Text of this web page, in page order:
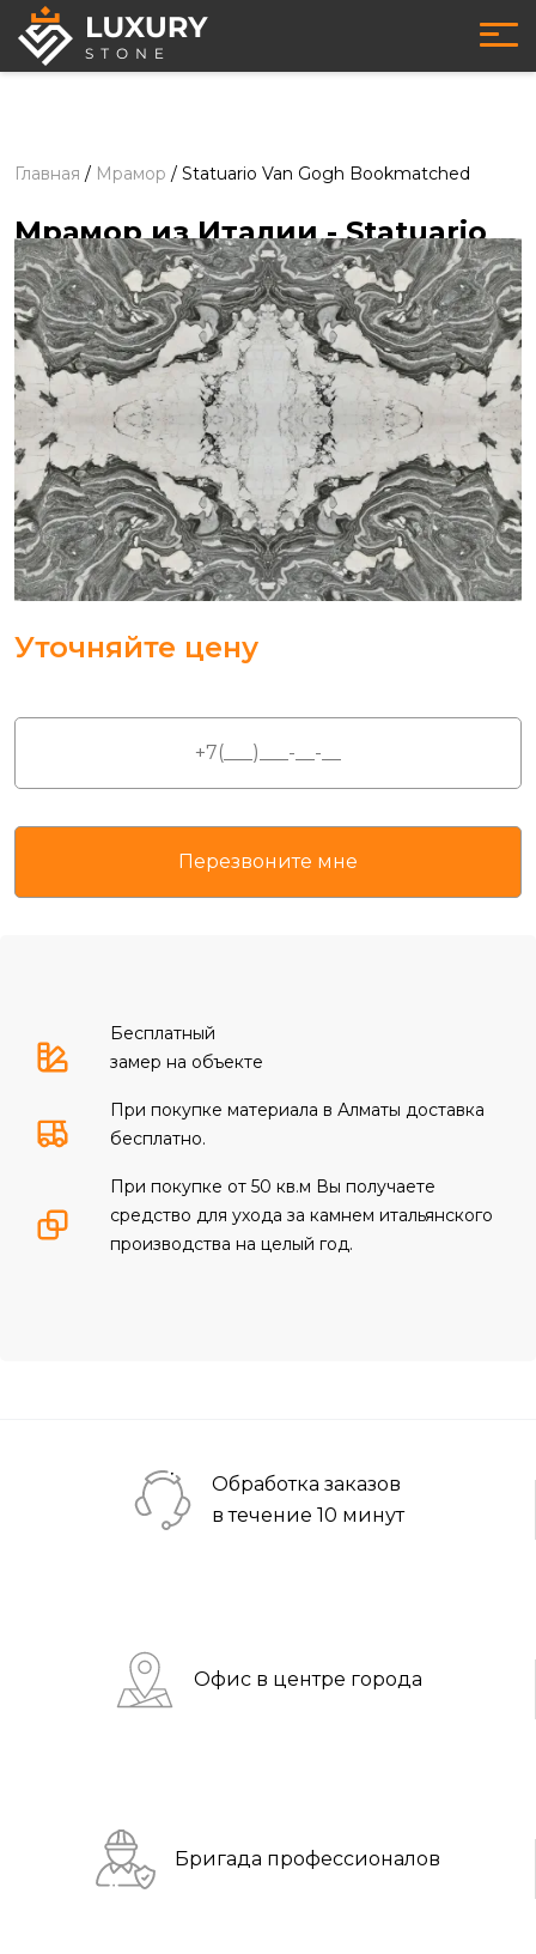
Главная / Мрамор / Statuario Van Gogh Bookmatched
Мрамор из Италии- Statuario
Van Gogh Bookmatched
Уточняйте цену
Бесплатный
замер на объекте
При покупке материала в Алматы доставка
бесплатно.
При покупке от 50 кв.м Вы получаете
средство для ухода за камнем итальянского
производства на целый год.
Обработка заказов
в течение 10 минут
Офис в центре города
Бригада профессионалов